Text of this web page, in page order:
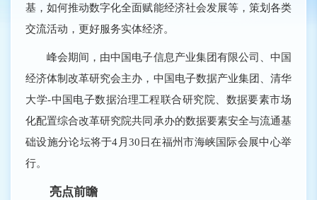
基，如何推动数字化全面赋能经济社会发展等，策划各类
交流活动，更好服务实体经济。
峰会期间，由中国电子信息产业集团有限公司、中国
经济体制改革研究会主办，中国电子数据产业集团、清华
大学-中国电子数据治理工程联合研究院、数据要素市场
化配置综合改革研究院共同承办的数据要素安全与流通基
础设施分论坛将于4月30日在福州市海峡国际会展中心举
行。
亮点前瞻